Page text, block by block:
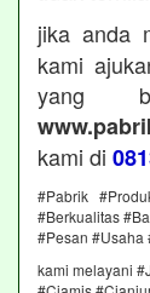
jika anda
kami
yang
kami di
#Pabrik
#Berkualitas
#Pesan #Usaha
kami melayani